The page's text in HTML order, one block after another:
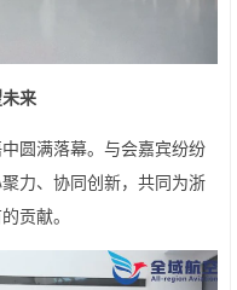
来
圆满落幕。与会嘉宾纷纷
力、协同创新，共同为浙
贡献。